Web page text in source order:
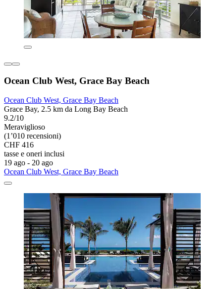
Ocean Club West, Grace Bay Beach
Ocean Club West, Grace Bay Beach
Grace Bay, 2.5 km da Long Bay Beach
9.2/10
Meraviglioso
(1’010 recensioni)
CHF 416
tasse e oneri inclusi
19 ago - 20 ago
Ocean Club West, Grace Bay Beach